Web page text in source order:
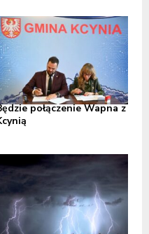
połączenie Wapna z